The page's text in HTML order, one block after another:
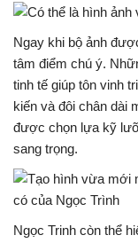
Ngay khi bộ ảnh
tâm điểm chú ý.
tinh tế giúp tôn vinh
kiến và đôi chân dài
được chọn lựa kỹ
sang trọng.
Ngọc Trinh còn thể